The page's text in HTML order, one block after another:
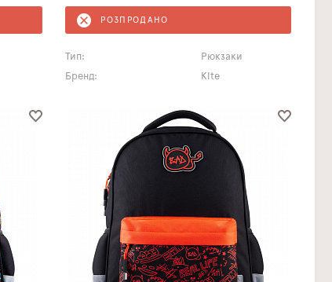
РОЗПРОДАНО
Тип:
Рюкзаки
Бренд:
Kite